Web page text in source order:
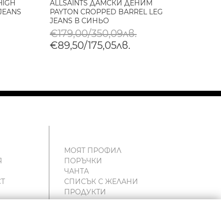
ALLSAINTS ДАМСКИ ДЕНИМ
PAYTON CROPPED BARREL LEG
JEANS В СИНЬО
€179,00/350,09лв.
€89,50/175,05лв.
МОЯТ ПРОФИЛ
ПОРЪЧКИ
ЧАНТА
СПИСЪК С ЖЕЛАНИ
ПРОДУКТИ